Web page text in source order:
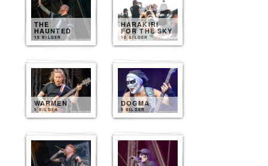
THE
HAUNTED
10 BILDER
HARAKIRI
FOR THE SKY
10 BILDER
WARMEN
9 BILDER
DOGMA
9 BILDER